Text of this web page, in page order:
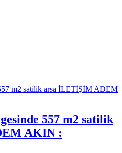
557 m2 satilik
AKIN :